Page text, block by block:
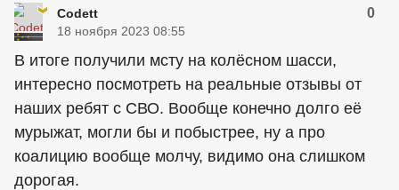
Codett 0
18 ноября 2023 08:55
В итоге получили мсту на колёсном шасси,
интересно посмотреть на реальные отзывы от
наших ребят с СВО. Вообще конечно долго её
мурыжат, могли бы и побыстрее, ну а про
коалицию вообще молчу, видимо она слишком
дорогая.